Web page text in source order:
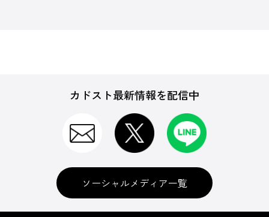
カドスト最新情報を配信中
ソーシャルメディア一覧